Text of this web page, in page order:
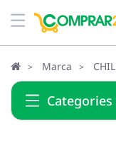
Marca
Categories